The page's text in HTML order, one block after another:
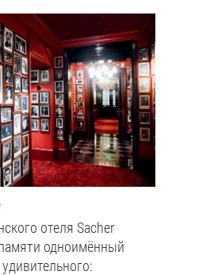
отеля Sacher
одноимённый